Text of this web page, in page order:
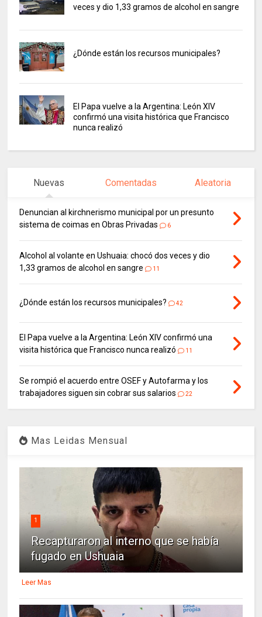
veces y dio 1,33 gramos de alcohol en sangre
¿Dónde están los recursos municipales?
El Papa vuelve a la Argentina: León XIV
confirmó una visita histórica que Francisco
nunca realizó
Nuevas Comentadas Aleatoria
Denuncian al kirchnerismo municipal por un presunto
sistema de coimas en Obras Privadas
6
Alcohol al volante en Ushuaia: chocó dos veces y dio
1,33 gramos de alcohol en sangre
11
¿Dónde están los recursos municipales? 42
El Papa vuelve a la Argentina: León XIV confirmó una
visita histórica que Francisco nunca realizó
11
Se rompió el acuerdo entre OSEF y Autofarma y los
trabajadores siguen sin cobrar sus salarios
22
Mas Leidas Mensual
1
Recapturaron al interno que se había
fugado en Ushuaia
Leer Mas